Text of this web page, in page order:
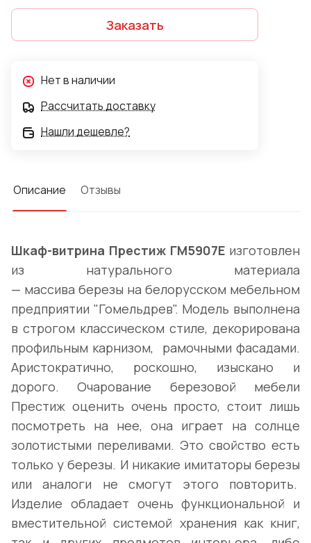
Заказать
Нет в наличии
Рассчитать доставку
Нашли дешевле?
Описание Отзывы
Шкаф-витрина Престиж ГМ5907Е изготовлен
из натурального материала
— массива березы на белорусском мебельном
предприятии "Гомельдрев". Модель выполнена
в строгом классическом стиле, декорирована
профильным карнизом, рамочными фасадами.
Аристократично, роскошно, изыскано и
дорого. Очарование березовой мебели
Престиж оценить очень просто, стоит лишь
посмотреть на нее, она играет на солнце
золотистыми переливами. Это свойство есть
только у березы. И никакие имитаторы березы
или аналоги не смогут этого повторить.
Изделие обладает очень функциональной и
вместительной системой хранения как книг,